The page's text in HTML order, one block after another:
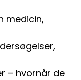
medicin,
– hvornår de